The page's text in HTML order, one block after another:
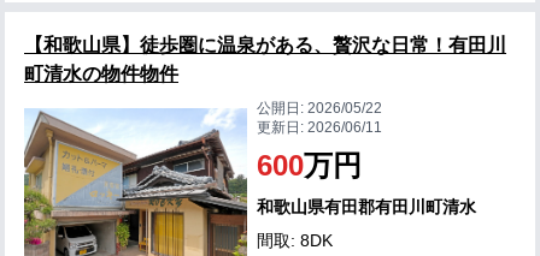
【和歌山県】徒歩圏に温泉がある、贅沢な日常！有田川
町清水の物件物件
公開日:2026/05/22
更新日:2026/06/11
600万円
和歌山県有田郡有田川町清水
間取: 8DK